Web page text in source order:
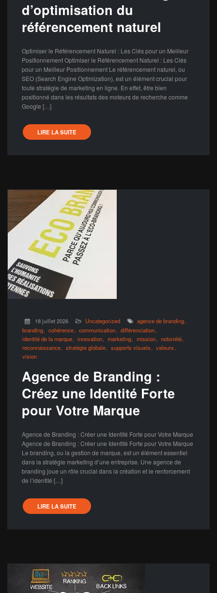
d’optimisation du
référencement naturel
Optimiser le Référencement Naturel : Les Clés pour un Meilleur
Positionnement Optimiser le Référencement Naturel : Les Clés
pour un Meilleur Positionnement Le référencement naturel, ou
SEO (Search Engine Optimization), est un élément crucial pour
toute stratégie de marketing en ligne. En effet, être bien
positionné dans les résultats des moteurs de recherche comme
Google […]
LIRE LA SUITE
18 juillet 2026 Uncategorized
agence de branding
branding
cohérence communication
différenciation
identité de la marque
innovation marketing mission
notoriété
reconnaissance
stratégie globale supports visuels
valeurs
vision
Agence de Branding :
Créez une Identité Forte
pour Votre Marque
Agence de Branding : Créer une Identité Forte pour Votre Marque
Agence de Branding : Créer une Identité Forte pour Votre Marque
Le branding, ou la gestion de marque, est un élément essentiel
dans la stratégie marketing d’une entreprise. Une agence de
branding joue un rôle crucial dans la création et le renforcement
de l’identité […]
LIRE LA SUITE